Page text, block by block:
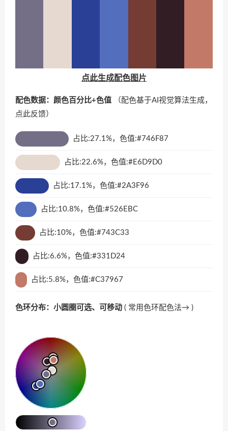
点此生成配色图片
配色数据：颜色百分比+色值 （配色基于AI视觉算法生成，
点此反馈）
占比:27.1%，色值:#746F87
占比:22.6%，色值:#E6D9D0
占比:17.1%，色值:#2A3F96
占比:10.8%，色值:#526EBC
占比:10%，色值:#743C33
占比:6.6%，色值:#331D24
占比:5.8%，色值:#C37967
色环分布：小圆圈可选、可移动 ( 常用色环配色法→ )